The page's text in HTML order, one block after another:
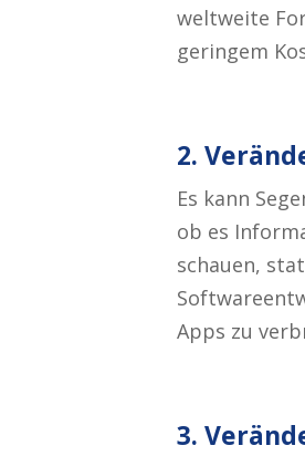
weltweite
geringem
2.
Es kann
ob es
schauen,
Apps zu
3.